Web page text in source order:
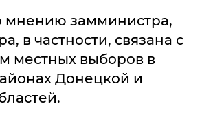
мнению замминистра,
в частности, связана с
местных выборов в
Донецкой и